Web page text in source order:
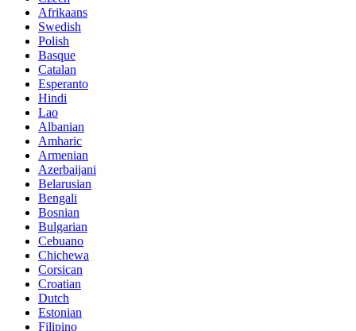
Afrikaans
Swedish
Polish
Basque
Catalan
Esperanto
Hindi
Lao
Albanian
Amharic
Armenian
Azerbaijani
Belarusian
Bengali
Bosnian
Bulgarian
Cebuano
Chichewa
Corsican
Croatian
Dutch
Estonian
Filipino